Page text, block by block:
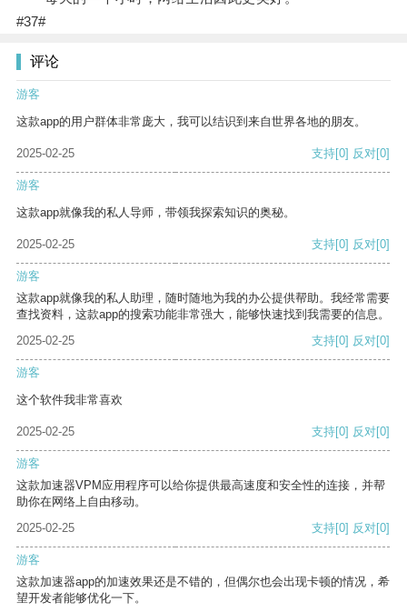
#37#
评论
游客
这款app的用户群体非常庞大，我可以结识到来自世界各地的朋友。
2025-02-25 支持[0] 反对[0]
游客
这款app就像我的私人导师，带领我探索知识的奥秘。
2025-02-25 支持[0] 反对[0]
游客
这款app就像我的私人助理，随时随地为我的办公提供帮助。我经常需要
查找资料，这款app的搜索功能非常强大，能够快速找到我需要的信息。
2025-02-25
支持[0] 反对[0]
游客
这个软件我非常喜欢
2025-02-25 支持[0] 反对[0]
游客
这款加速器VPM应用程序可以给你提供最高速度和安全性的连接，并帮
助你在网络上自由移动。
2025-02-25
支持[0] 反对[0]
游客
这款加速器app的加速效果还是不错的，但偶尔也会出现卡顿的情况，希
望开发者能够优化一下。